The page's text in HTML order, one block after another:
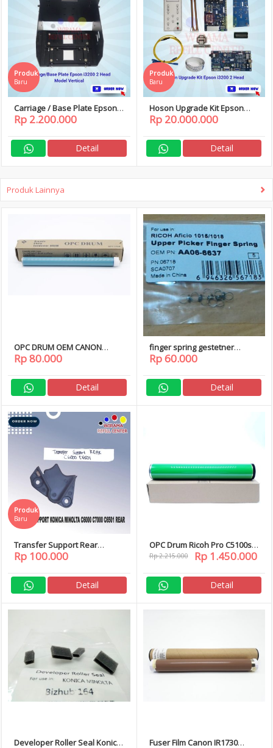
Carriage / Base Plate Epson
i3200 2 Head Model Vertical
Produk
Baru
Rp 2.200.000
Detail
Hoson Upgrade Kit Epson
i3200 2 Head
Produk
Baru
Rp 20.000.000
Detail
Produk Lainnya
OPC DRUM OEM CANON
IR1022 IR1024 IR1018 NPG IR-
1022 IR-1024 IR-1018
Rp 80.000
Detail
finger spring gestetner
mp2000
Rp 60.000
Detail
Transfer Support Rear
Konica Minolta C6000 C6000
C7000 C6501
Produk
Baru
Rp 100.000
Detail
OPC Drum Ricoh Pro C5100s
MP C6502 C8002 C651 C751EX
Rp 2.215.000 Rp 1.450.000
Detail
Developer Roller Seal Konica
Fuser Film Canon IR1730